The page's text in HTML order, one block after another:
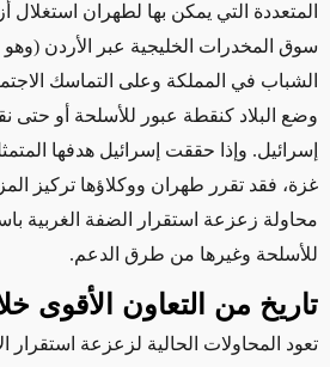
المتعددة التي يمكن بها لطهران استغلال
سوق المخدرات الخليجية عبر الأردن
الشباب في المملكة وعلى التماسك
وضع البلاد كنقطة عبور للأسلحة أو
إسرائيل. وإذا حققت إسرائيل هدفها
غزة، فقد تقرر طهران ووكلاؤها تركيز
محاولة زعزعة استقرار الضفة الغربية
للأسلحة وغيرها من طرق الدعم.
تاريخ من التعاون الأقوى
تعود المحاولات الحالية لزعزعة استقرار